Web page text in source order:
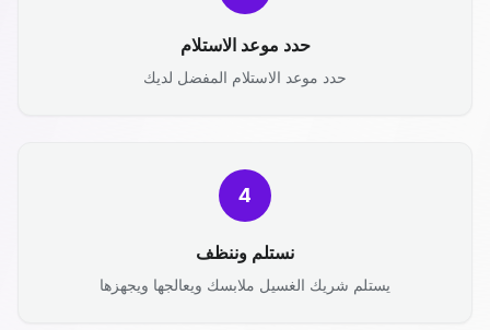
حدد موعد الاستلام
حدد موعد الاستلام المفضل لديك
4
نستلم وننظف
يستلم شريك الغسيل ملابسك ويعالجها ويجهزها